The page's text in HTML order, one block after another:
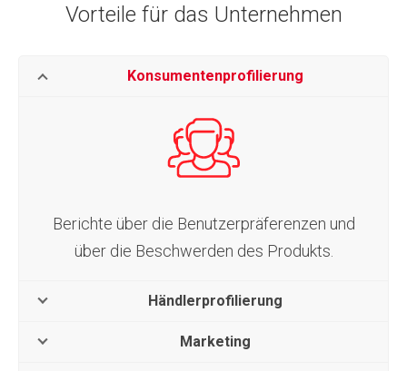
Vorteile für das Unternehmen
Konsumentenprofilierung
Berichte über die Benutzerpräferenzen und
über die Beschwerden des Produkts.
Händlerprofilierung
Marketing